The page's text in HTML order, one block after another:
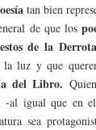
tan bien
de que los
de la
luz y que
del Libro.
-al igual que en
sea